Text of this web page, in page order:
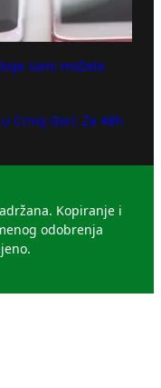
sami možete
Crnoj Gori: Za 48h
Kopiranje i
odobrenja